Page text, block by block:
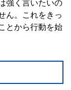
強く言いたいの
ん。これをきっ
とから行動を始